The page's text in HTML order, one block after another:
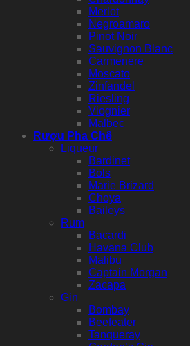
Merlot
Negroamaro
Pinot Noir
Sauvignon Blanc
Carmenere
Moscato
Zinfandel
Riesling
Viognier
Malbec
Rượu Pha Chế
Liqueur
Bardinet
Bols
Marie Brizard
Choya
Baileys
Rum
Bacardi
Havana Club
Malibu
Captain Morgan
Zacapa
Gin
Bombay
Beefeater
Tanqueray